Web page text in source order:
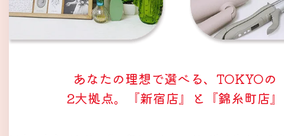
あなたの理想で選べる、TOKYOの
2大拠点。『新宿店』と『錦糸町店』